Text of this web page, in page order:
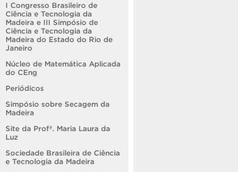
I Congresso Brasileiro de
Ciência e Tecnologia da
Madeira e III Simpósio de
Ciência e Tecnologia da
Madeira do Estado do Rio de
Janeiro
Núcleo de Matemática Aplicada
do CEng
Periódicos
Simpósio sobre Secagem da
Madeira
Site da Profª. Maria Laura da
Luz
Sociedade Brasileira de Ciência
e Tecnologia da Madeira